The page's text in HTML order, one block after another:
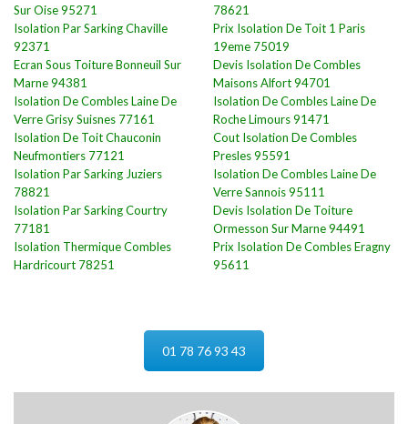
Sur Oise 95271
Isolation Par Sarking Chaville
92371
Ecran Sous Toiture Bonneuil Sur
Marne 94381
Isolation De Combles Laine De
Verre Grisy Suisnes 77161
Isolation De Toit Chauconin
Neufmontiers 77121
Isolation Par Sarking Juziers
78821
Isolation Par Sarking Courtry
77181
Isolation Thermique Combles
Hardricourt 78251
78621
Prix Isolation De Toit 1 Paris
19eme 75019
Devis Isolation De Combles
Maisons Alfort 94701
Isolation De Combles Laine De
Roche Limours 91471
Cout Isolation De Combles
Presles 95591
Isolation De Combles Laine De
Verre Sannois 95111
Devis Isolation De Toiture
Ormesson Sur Marne 94491
Prix Isolation De Combles Eragny
95611
01 78 76 93 43